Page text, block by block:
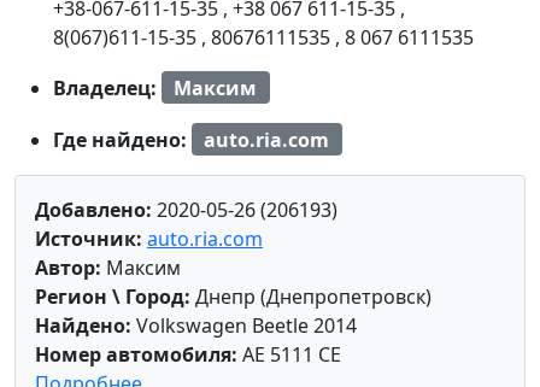
+38-067-611-15-35 , +38 067 611-15-35 ,
8(067)611-15-35 , 80676111535 , 8 067 6111535
Владелец:
Максим
Где найдено:
auto.ria.com
Добавлено: 2020-05-26 (206193)
Источник: auto.ria.com
Автор: Максим
Регион \ Город: Днепр (Днепропетровск)
Найдено: Volkswagen Beetle 2014
Номер автомобиля: AE 5111 CE